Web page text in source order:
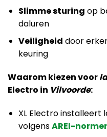
Slimme sturing op
daluren
Veiligheid door
keuring
Waarom kiezen voor
Electro in Vilvoorde:
XL Electro installeert
volgensAREI-